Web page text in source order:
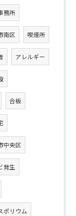
務所
南区 喫煙所
アレルギー
合板
中央区
発生
ポリウム